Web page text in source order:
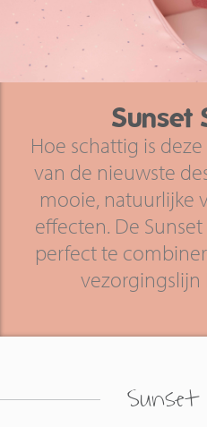
Sunset
Hoe schattig is
van de nieuwste
mooie, natuurlijke
effecten. De
perfect te
vezorgingslijn
Sunset